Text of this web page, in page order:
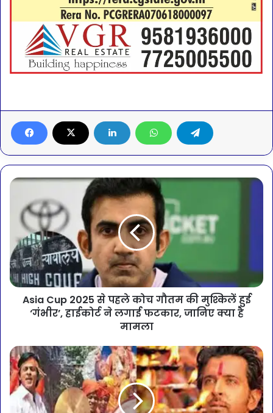
Asia Cup 2025 से पहले कोच गौतम की मुश्किलें हुई
‘गंभीर’, हाईकोर्ट ने लगाई फटकार, जानिए क्या है
मामला